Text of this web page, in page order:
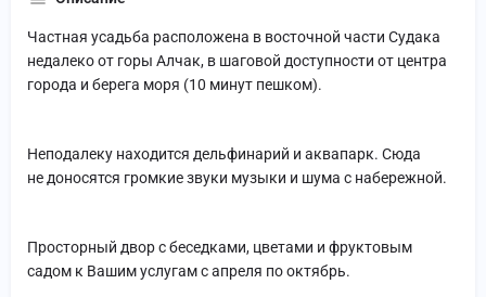
Частная усадьба расположена в восточной части Судака
недалеко от горы Алчак, в шаговой доступности от центра
города и берега моря (10 минут пешком).
Неподалеку находится дельфинарий и аквапарк. Сюда
не доносятся громкие звуки музыки и шума с набережной.
Просторный двор с беседками, цветами и фруктовым
садом к Вашим услугам с апреля по октябрь.